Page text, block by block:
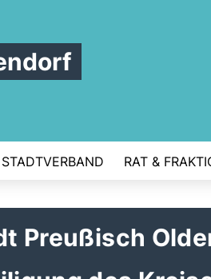
STADTVERBAND RAT &
Preußisch